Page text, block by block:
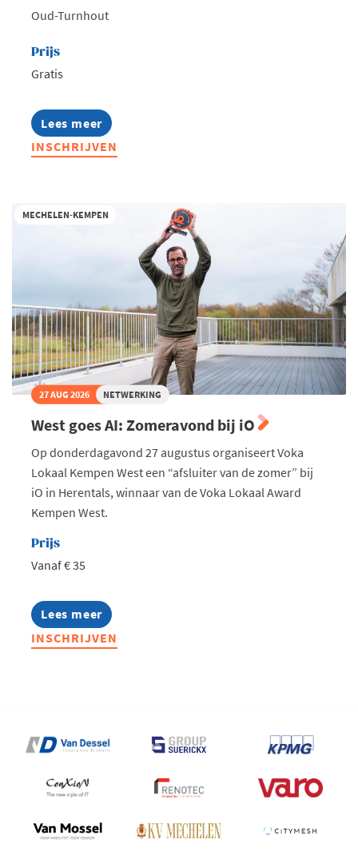
Oud-Turnhout
Prijs
Gratis
Lees meer
about
Ondernemend
Turnhout
bij
INSCHRIJVEN
MECHELEN-KEMPEN
27 AUG 2026 NETWERKING
West goes AI: Zomeravond bij iO
Op donderdagavond 27 augustus organiseert Voka
Lokaal Kempen West een “afsluiter van de zomer” bij
iO in Herentals, winnaar van de Voka Lokaal Award
Kempen West.
Prijs
Vanaf € 35
Lees meer
about
West
goes
INSCHRIJVEN